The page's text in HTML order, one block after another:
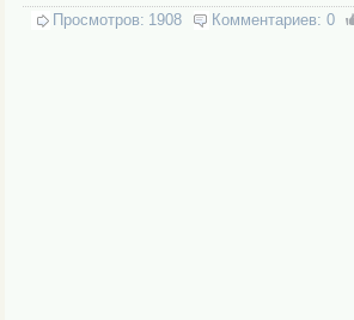
Просмотров: 1908 Комментариев: 0